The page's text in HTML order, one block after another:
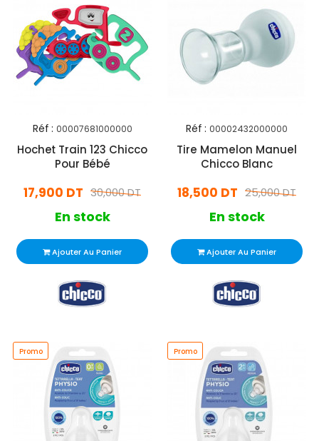
Réf : 00007681000000
Hochet Train 123 Chicco
Pour Bébé
30,000 DT
17,900 DT
En stock
Ajouter Au Panier
Réf : 00002432000000
Tire Mamelon Manuel
Chicco Blanc
25,000 DT
18,500 DT
En stock
Ajouter Au Panier
Promo Promo